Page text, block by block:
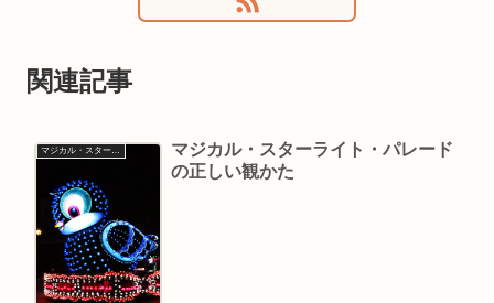
関連記事
マジカル・スターライト・パレード
マジカル・スターライト・パレード
の正しい観かた